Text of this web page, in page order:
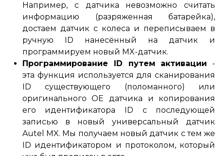
Например, с датчика невозможно считать
информацию (разряженная батарейка),
достаем датчик с колеса и переписываем в
ручную ID нанесённый на датчик и
программируем новый MX-датчик.
Программирование ID путем активации -
эта функция используется для сканирования
ID существующего (поломанного) или
оригинального OE датчика и копирования
его идентификатора ID с последующей
записью в новый универсальный датчик
Autel MX. Мы получаем новый датчик с тем же
ID идентификатором и протоколом, который